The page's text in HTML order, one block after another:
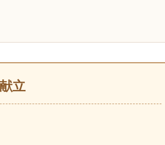
立